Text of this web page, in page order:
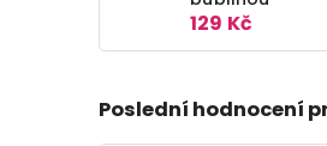
129 Kč
Poslední hodnocení